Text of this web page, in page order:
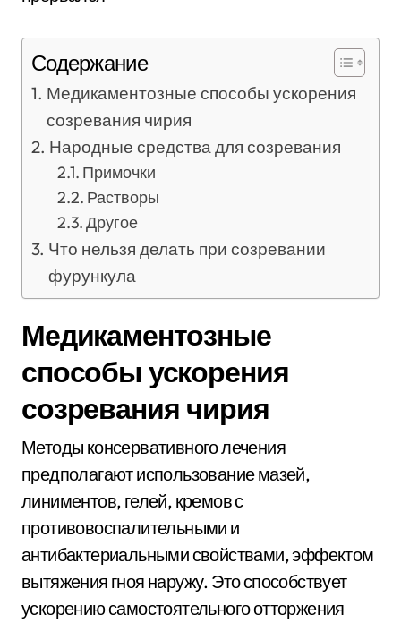
Содержание
Медикаментозные способы ускорения
созревания чирия
Народные средства для созревания
Примочки
Растворы
Другое
Что нельзя делать при созревании
фурункула
Медикаментозные
способы ускорения
созревания чирия
Методы консервативного лечения
предполагают использование мазей,
линиментов, гелей, кремов с
противовоспалительными и
антибактериальными свойствами, эффектом
вытяжения гноя наружу. Это способствует
ускорению самостоятельного отторжения